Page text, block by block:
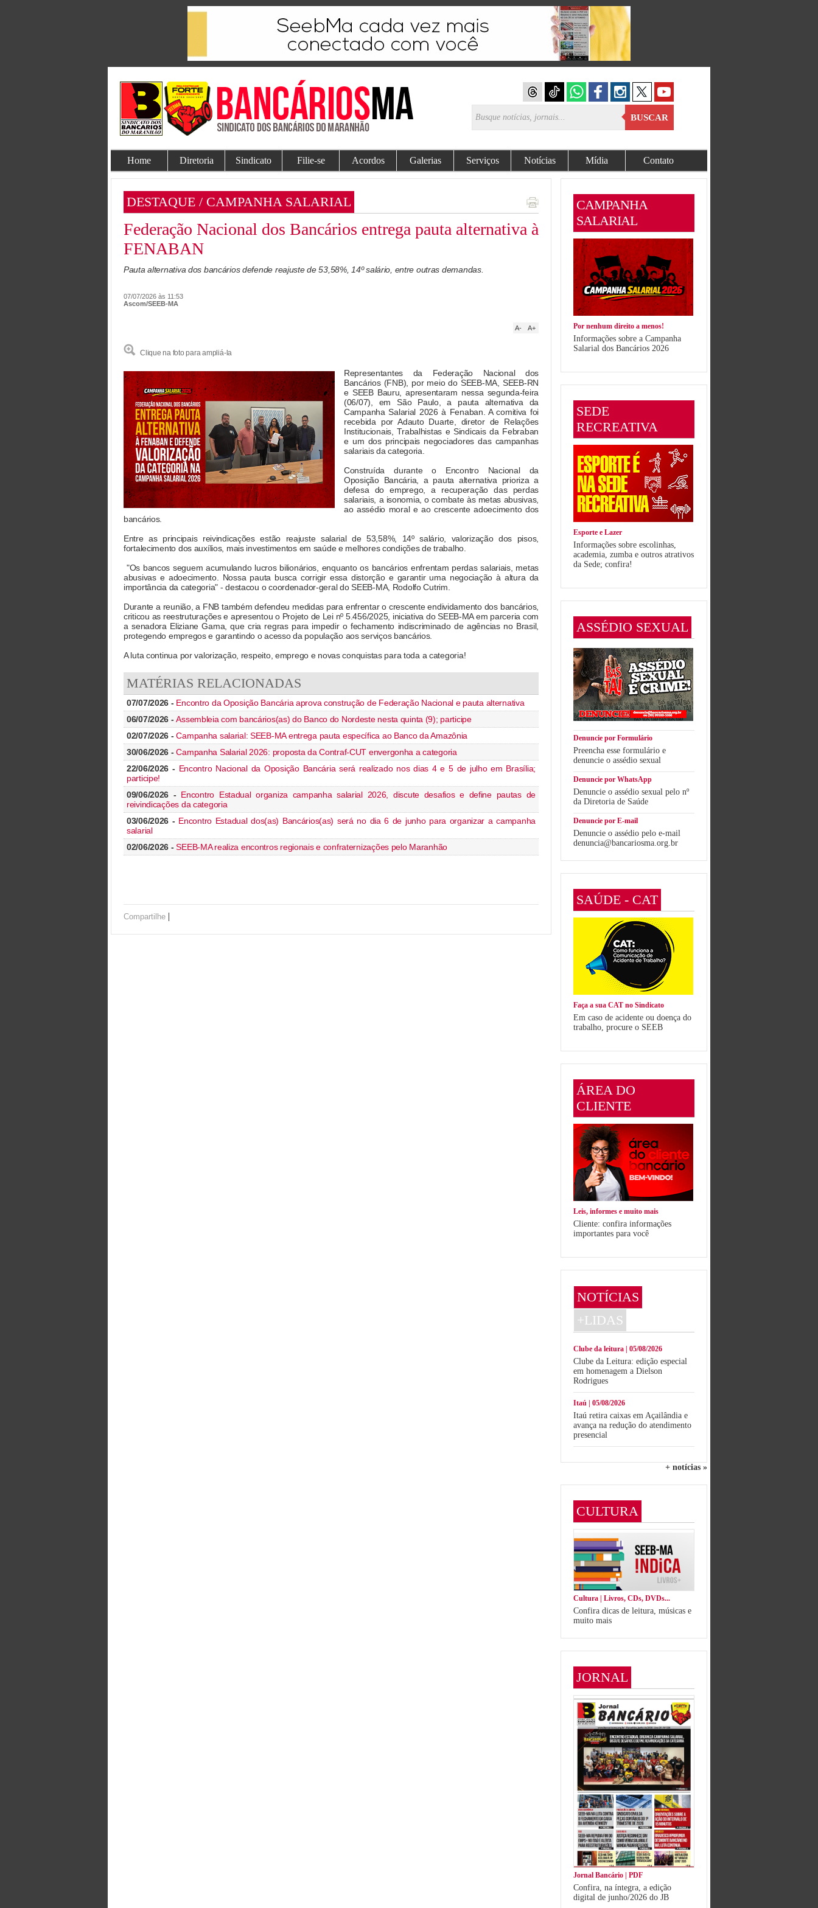
BUSCAR
Home Diretoria Sindicato Filie-se Acordos Galerias Serviços Notícias Mídia Contato
DESTAQUE / CAMPANHA SALARIAL
Federação Nacional dos Bancários entrega pauta alternativa à
FENABAN
Pauta alternativa dos bancários defende reajuste de 53,58%, 14º salário, entre outras demandas.
07/07/2026 às 11:53
Ascom/SEEB-MA
A+
A-
Clique na foto para ampliá-la
Representantes da Federação Nacional dos
Bancários (FNB), por meio do SEEB-MA, SEEB-RN
e SEEB Bauru, apresentaram nessa segunda-feira
(06/07), em São Paulo, a pauta alternativa da
Campanha Salarial 2026 à Fenaban. A comitiva foi
recebida por Adauto Duarte, diretor de Relações
Institucionais, Trabalhistas e Sindicais da Febraban
e um dos principais negociadores das campanhas
salariais da categoria.
Construída durante o Encontro Nacional da
Oposição Bancária, a pauta alternativa prioriza a
defesa do emprego, a recuperação das perdas
salariais, a isonomia, o combate às metas abusivas,
ao assédio moral e ao crescente adoecimento dos
bancários.
Entre as principais reivindicações estão reajuste salarial de 53,58%, 14º salário, valorização dos pisos,
fortalecimento dos auxílios, mais investimentos em saúde e melhores condições de trabalho.
"Os bancos seguem acumulando lucros bilionários, enquanto os bancários enfrentam perdas salariais, metas
abusivas e adoecimento. Nossa pauta busca corrigir essa distorção e garantir uma negociação à altura da
importância da categoria" - destacou o coordenador-geral do SEEB-MA, Rodolfo Cutrim.
Durante a reunião, a FNB também defendeu medidas para enfrentar o crescente endividamento dos bancários,
criticou as reestruturações e apresentou o Projeto de Lei nº 5.456/2025, iniciativa do SEEB-MA em parceria com
a senadora Eliziane Gama, que cria regras para impedir o fechamento indiscriminado de agências no Brasil,
protegendo empregos e garantindo o acesso da população aos serviços bancários.
A luta continua por valorização, respeito, emprego e novas conquistas para toda a categoria!
MATÉRIAS RELACIONADAS
07/07/2026 - Encontro da Oposição Bancária aprova construção de Federação Nacional e pauta alternativa
06/07/2026 -Assembleia com bancários(as) do Banco do Nordeste nesta quinta (9); participe
02/07/2026 -Campanha salarial: SEEB-MA entrega pauta específica ao Banco da Amazônia
30/06/2026 -Campanha Salarial 2026: proposta da Contraf-CUT envergonha a categoria
22/06/2026 - Encontro Nacional da Oposição Bancária será realizado nos dias 4 e 5 de julho em Brasília;
participe!
09/06/2026 - Encontro Estadual organiza campanha salarial 2026, discute desafios e define pautas de
reivindicações da categoria
03/06/2026 - Encontro Estadual dos(as) Bancários(as) será no dia 6 de junho para organizar a campanha
salarial
02/06/2026 -SEEB-MA realiza encontros regionais e confraternizações pelo Maranhão
Compartilhe |
CAMPANHA
SALARIAL
Por nenhum direito a menos!
Informações sobre a Campanha
Salarial dos Bancários 2026
SEDE
RECREATIVA
Esporte e Lazer
Informações sobre escolinhas,
academia, zumba e outros atrativos
da Sede; confira!
ASSÉDIO SEXUAL
Denuncie por Formulário
Preencha esse formulário e
denuncie o assédio sexual
Denuncie por WhatsApp
Denuncie o assédio sexual pelo nº
da Diretoria de Saúde
Denuncie por E-mail
Denuncie o assédio pelo e-mail
denuncia@bancariosma.org.br
SAÚDE - CAT
Faça a sua CAT no Sindicato
Em caso de acidente ou doença do
trabalho, procure o SEEB
ÁREA DO
CLIENTE
Leis, informes e muito mais
Cliente: confira informações
importantes para você
NOTÍCIAS
+LIDAS
Clube da leitura | 05/08/2026
Clube da Leitura: edição especial
em homenagem a Dielson
Rodrigues
Itaú | 05/08/2026
Itaú retira caixas em Açailândia e
avança na redução do atendimento
presencial
+ notícias »
CULTURA
Cultura | Livros, CDs, DVDs...
Confira dicas de leitura, músicas e
muito mais
JORNAL
Jornal Bancário | PDF
Confira, na íntegra, a edição
digital de junho/2026 do JB